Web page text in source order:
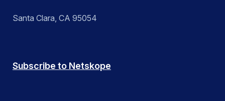
Santa Clara, CA 95054
Subscribe to Netskope